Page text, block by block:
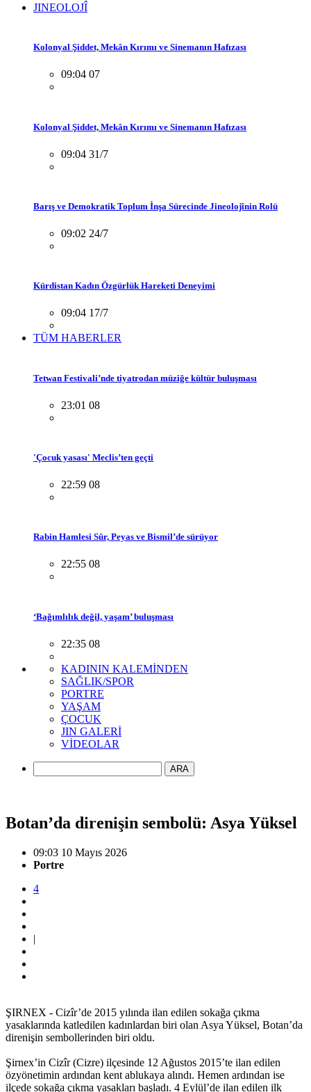
JINEOLOJÎ
Kolonyal Şiddet, Mekân Kırımı ve Sinemanın Hafızası
09:04 07
Kolonyal Şiddet, Mekân Kırımı ve Sinemanın Hafızası
09:04 31/7
Barış ve Demokratik Toplum İnşa Sürecinde Jineolojînin Rolü
09:02 24/7
Kürdistan Kadın Özgürlük Hareketi Deneyimi
09:04 17/7
TÜM HABERLER
Tetwan Festivali’nde tiyatrodan müziğe kültür buluşması
23:01 08
'Çocuk yasası' Meclis’ten geçti
22:59 08
Rabin Hamlesi Sûr, Peyas ve Bismil’de sürüyor
22:55 08
‘Bağımlılık değil, yaşam’ buluşması
22:35 08
KADININ KALEMİNDEN
SAĞLIK/SPOR
PORTRE
YAŞAM
ÇOCUK
JIN GALERİ
VİDEOLAR
ARA
Botan’da direnişin sembolü: Asya Yüksel
09:03 10 Mayıs 2026
Portre
4
|
ŞIRNEX - Cizîr’de 2015 yılında ilan edilen sokağa çıkma
yasaklarında katledilen kadınlardan biri olan Asya Yüksel, Botan’da
direnişin sembollerinden biri oldu.
Şirnex’in Cizîr (Cizre) ilçesinde 12 Ağustos 2015’te ilan edilen
özyönetimin ardından kent ablukaya alındı. Hemen ardından ise
ilçede sokağa çıkma yasakları başladı. 4 Eylül’de ilan edilen ilk